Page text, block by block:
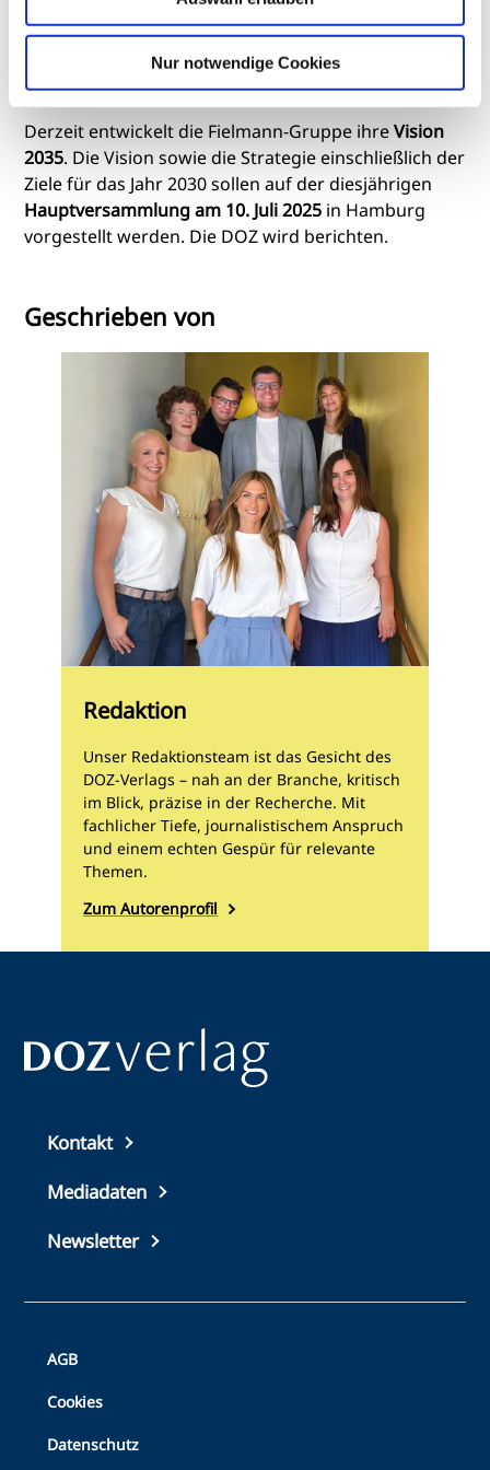
Nur notwendige Cookies
Profitabilitätsziel für dieses Jahr zu erreichen – eine
bereinigte EBITDA-Marge von 25 Prozent in Europa“,
CEO Marc Fielmann.
Derzeit entwickelt die Fielmann-Gruppe ihreVision
2035. Die Vision sowie die Strategie einschließlich der
Ziele für das Jahr 2030 sollen auf der diesjährigen
Hauptversammlung am 10. Juli 2025 in Hamburg
vorgestellt werden. Die DOZ wird berichten.
Geschrieben von
Redaktion
Unser Redaktionsteam ist das Gesicht des
DOZ-Verlags – nah an der Branche, kritisch
im Blick, präzise in der Recherche. Mit
fachlicher Tiefe, journalistischem Anspruch
und einem echten Gespür für relevante
Themen.
Zum Autorenprofil
Top
footer
Kontakt
Mediadaten
Newsletter
Bottom
Footer
AGB
Cookies
Datenschutz